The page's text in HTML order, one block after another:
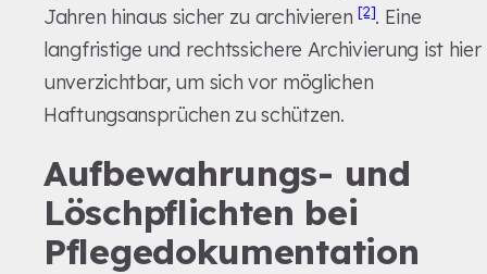
Jahren hinaus sicher zu archivieren[2]. Eine
langfristige und rechtssichere Archivierung ist hier
unverzichtbar, um sich vor möglichen
Haftungsansprüchen zu schützen.
Aufbewahrungs- und
Löschpflichten bei
Pflegedokumentation